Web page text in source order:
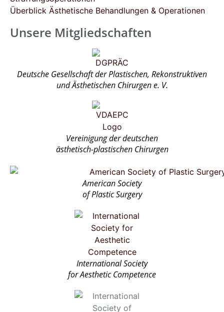
Überblick Ästhetische Behandlungen & Operationen
Unsere Mitgliedschaften
Deutsche Gesellschaft der Plastischen, Rekonstruktiven
und Ästhetischen Chirurgen e. V.
Vereinigung der deutschen
ästhetisch-plastischen Chirurgen
American Society
of Plastic Surgery
International Society
for Aesthetic Competence